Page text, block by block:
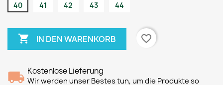
40 41 42 43 44
 IN DEN WARENKORB favorite_border
Kostenlose Lieferung
Wir werden unser Bestes tun, um die Produkte so